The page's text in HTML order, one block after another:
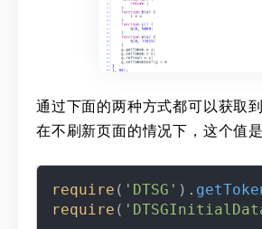
通过下面的两种方式都可以获取到
在不刷新页面的情况下，这个值是
require ( 'DTSG' ).
require (